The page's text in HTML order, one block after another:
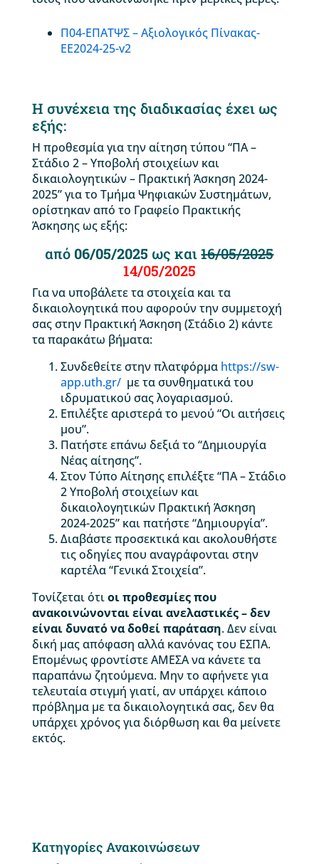
Π04-ΕΠΑΤΨΣ – Αξιολογικός Πίνακας-
ΕΕ2024-25-v2
Η συνέχεια της διαδικασίας έχει ως
εξής:
Η προθεσμία για την αίτηση τύπου “ΠΑ –
Στάδιο 2 – Υποβολή στοιχείων και
δικαιολογητικών – Πρακτική Άσκηση 2024-
2025” για το Τμήμα Ψηφιακών Συστημάτων,
ορίστηκαν από το Γραφείο Πρακτικής
Άσκησης ως εξής:
από 06/05/2025 ως και16/05/2025
14/05/2025
Για να υποβάλετε τα στοιχεία και τα
δικαιολογητικά που αφορούν την συμμετοχή
σας στην Πρακτική Άσκηση (Στάδιο 2) κάντε
τα παρακάτω βήματα:
Συνδεθείτε στην πλατφόρμα https://sw-
app.uth.gr/με τα συνθηματικά του
ιδρυματικού σας λογαριασμού.
Επιλέξτε αριστερά το μενού “Οι αιτήσεις
μου”.
Πατήστε επάνω δεξιά το “Δημιουργία
Νέας αίτησης”.
Στον Τύπο Αίτησης επιλέξτε “ΠΑ – Στάδιο
2 Υποβολή στοιχείων και
δικαιολογητικών Πρακτική Άσκηση
2024-2025” και πατήστε “Δημιουργία”.
Διαβάστε προσεκτικά και ακολουθήστε
τις οδηγίες που αναγράφονται στην
καρτέλα “Γενικά Στοιχεία”.
Τονίζεται ότιοι προθεσμίες που
ανακοινώνονται είναι ανελαστικές – δεν
είναι δυνατό να δοθεί παράταση. Δεν είναι
δική μας απόφαση αλλά κανόνας του ΕΣΠΑ.
Επομένως φροντίστε ΑΜΕΣΑ να κάνετε τα
παραπάνω ζητούμενα. Μην το αφήνετε για
τελευταία στιγμή γιατί, αν υπάρχει κάποιο
πρόβλημα με τα δικαιολογητικά σας, δεν θα
υπάρχει χρόνος για διόρθωση και θα μείνετε
εκτός.
Κατηγορίες Ανακοινώσεων